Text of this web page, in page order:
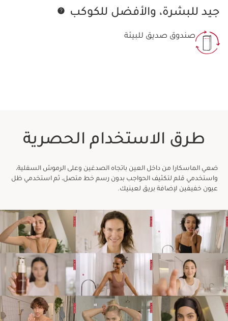
كلارنس بلس
هذه الماسكارا معززة بـ (مركب تعزيز الرموش)، وهو المركب
الأساسي الموجود في جميع ماسكارا كلارنس. يساعد على
تخط إلى المحتوى جيد للبشرة، والأفضل للكوكب
صندوق صديق للبيئة
طرق الاستخدام الحصرية
ضعي الماسكارا من داخل العين باتجاه الصدغين وعلى الرموش السفلية،
واستخدمي قلم لتكثيف الحواجب بدون رسم خط متصل، ثم استخدمي ظل
عيون خفيفين لإضافة بريق لعينيك.